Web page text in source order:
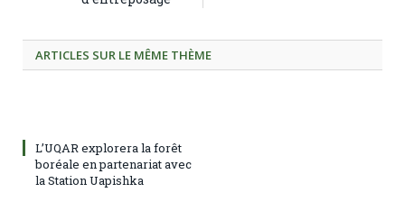
ARTICLES SUR LE MÊME THÈME
L’UQAR explorera la forêt
boréale en partenariat avec
la Station Uapishka